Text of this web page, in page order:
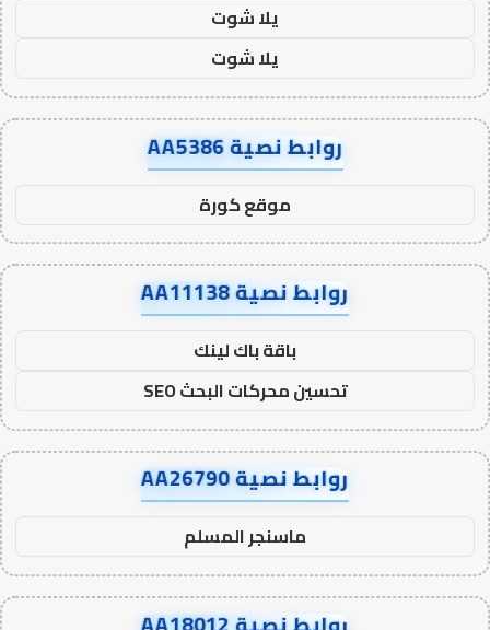
يلا شوت
يلا شوت
روابط نصية AA5386
موقع كورة
روابط نصية AA11138
باقة باك لينك
تحسين محركات البحث SEO
روابط نصية AA26790
ماسنجر المسلم